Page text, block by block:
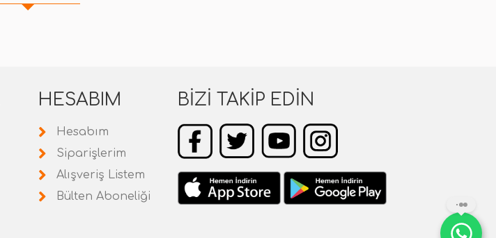
HESABIM
Hesabım
Siparişlerim
Alışveriş Listem
Bülten Aboneliği
BIZI TAKIP EDIN